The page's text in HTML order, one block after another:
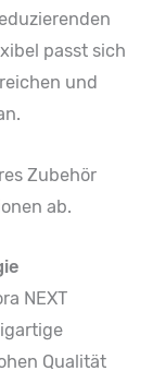
passt sich
und
Zubehör
ab.
NEXT
Qualität